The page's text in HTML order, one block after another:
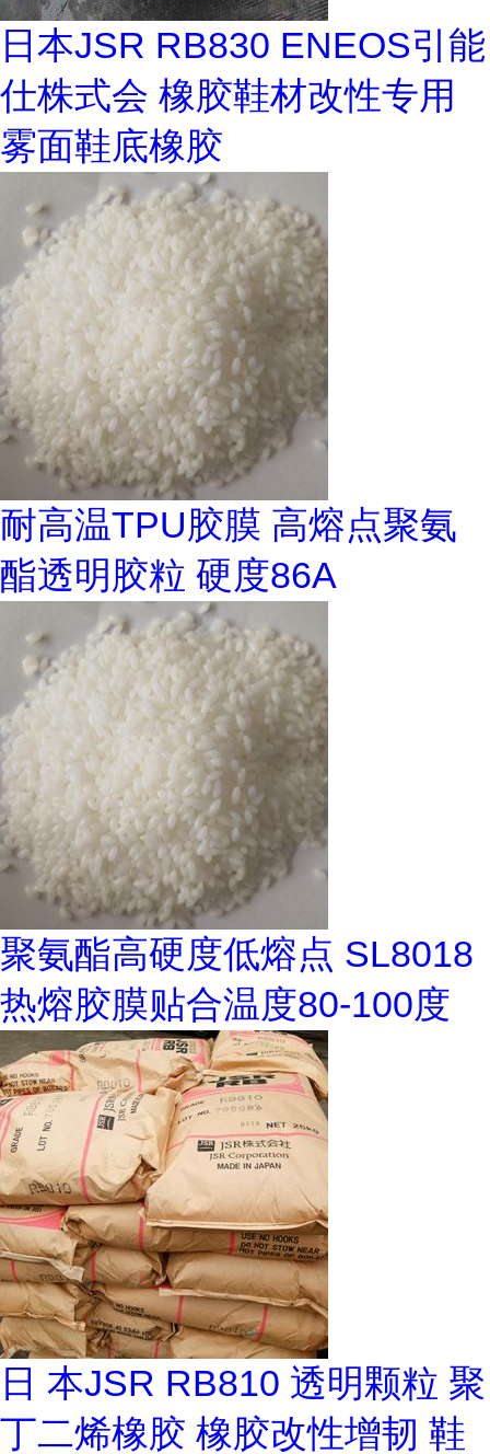
日本JSR RB830 ENEOS引能
仕株式会 橡胶鞋材改性专用
雾面鞋底橡胶
耐高温TPU胶膜 高熔点聚氨
酯透明胶粒 硬度86A
聚氨酯高硬度低熔点 SL8018
热熔胶膜贴合温度80-100度
日 本JSR RB810 透明颗粒 聚
丁二烯橡胶 橡胶改性增韧 鞋